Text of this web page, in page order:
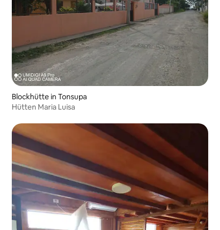
Blockhütte in Tonsupa
Hütten Maria Luisa